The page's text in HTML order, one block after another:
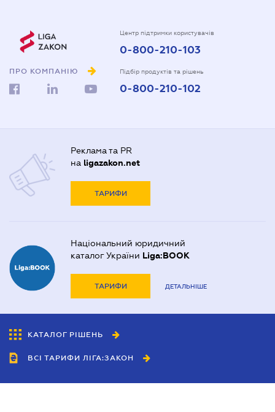
ПРО КОМПАНІЮ
Центр підтримки користувачів
0-800-210-103
Підбір продуктів та рішень
0-800-210-102
Реклама та PR
на ligazakon.net
ТАРИФИ
Національний юридичний
каталог України Liga:BOOK
ТАРИФИ ДЕТАЛЬНІШЕ
КАТАЛОГ РІШЕНЬ
ВСІ ТАРИФИ ЛІГА:ЗАКОН